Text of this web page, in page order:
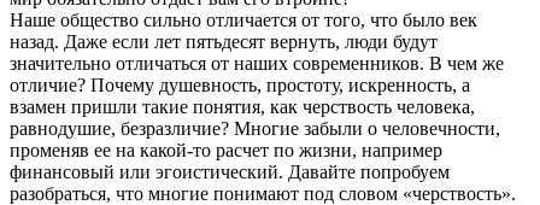
Наше общество сильно отличается от того, что было век
назад. Даже если лет пятьдесят вернуть, люди будут
значительно отличаться от наших современников. В чем же
отличие? Почему душевность, простоту, искренность, а
взамен пришли такие понятия, как черствость человека,
равнодушие, безразличие? Многие забыли о человечности,
променяв ее на какой-то расчет по жизни, например
финансовый или эгоистический. Давайте попробуем
разобраться, что многие понимают под словом «черствость».